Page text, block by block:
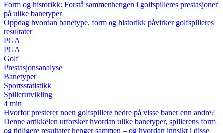
Form og historikk: Forstå sammenhengen i golfspilleres prestasjoner
på ulike banetyper
Oppdag hvordan banetype, form og historikk påvirker golfspilleres
resultater
PGA
PGA
Golf
Prestasjonsanalyse
Banetyper
Sportsstatistikk
Spillerutvikling
4 min
Hvorfor presterer noen golfspillere bedre på visse baner enn andre?
Denne artikkelen utforsker hvordan ulike banetyper, spillerens form
og tidligere resultater henger sammen – og hvordan innsikt i disse